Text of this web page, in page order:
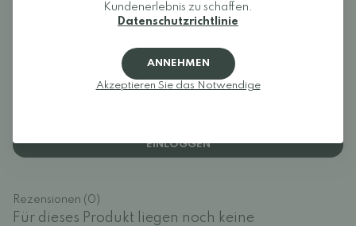
erhalten Sie ebenfalls bei uns.
EINLOGGEN
Rezensionen (0)
Für dieses Produkt liegen noch keine
Kundenerlebnis zu schaffen.
Datenschutzrichtlinie
ANNEHMEN
Akzeptieren Sie das Notwendige